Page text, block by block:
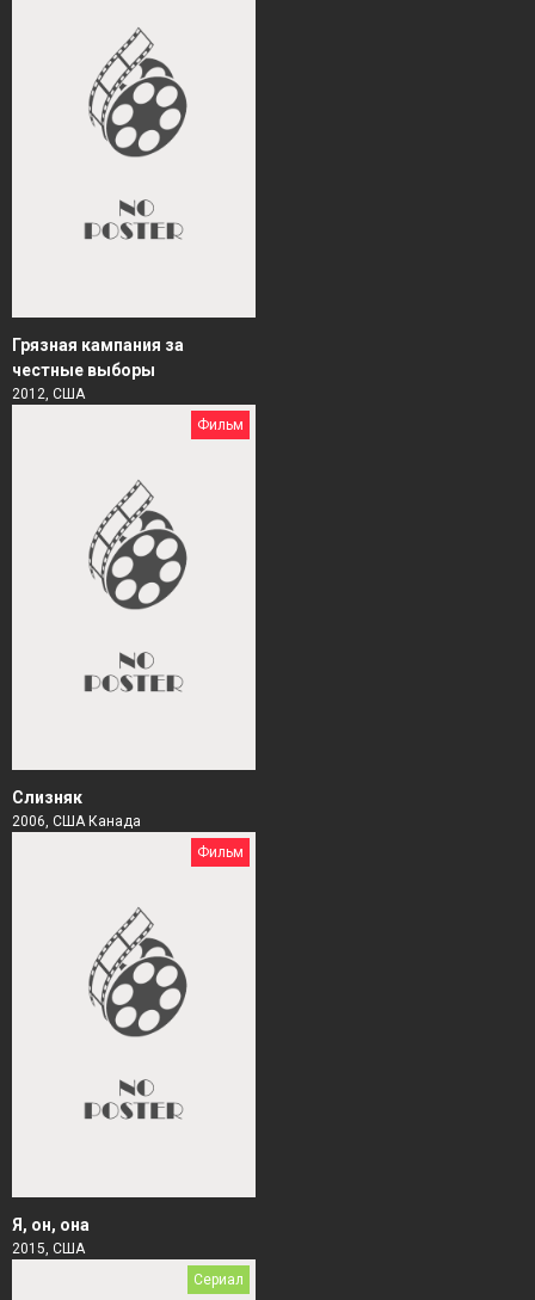
Грязная кампания за
честные выборы
2012, США
Фильм
Слизняк
2006, США Канада
Фильм
Я, он, она
2015, США
Сериал